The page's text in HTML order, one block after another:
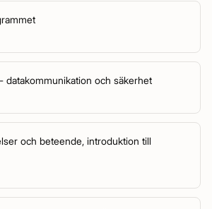
datakommunikation och säkerhet
och beteende, introduktion till